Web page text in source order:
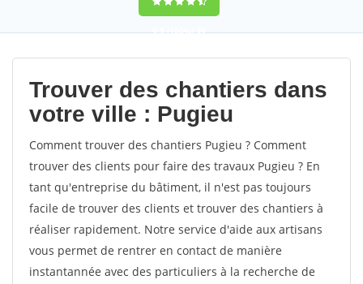
9,5(100%)39
votes
Trouver des chantiers dans
votre ville : Pugieu
Comment trouver des chantiers Pugieu ? Comment
trouver des clients pour faire des travaux Pugieu ? En
tant qu'entreprise du bâtiment, il n'est pas toujours
facile de trouver des clients et trouver des chantiers à
réaliser rapidement. Notre service d'aide aux artisans
vous permet de rentrer en contact de manière
instantannée avec des particuliers à la recherche de